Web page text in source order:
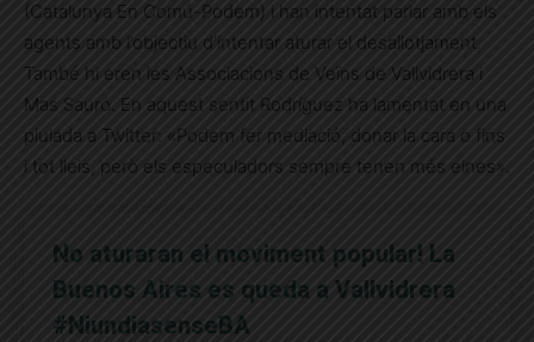
(Catalunya En Comú-Podem) i han intentat parlar amb els
agents amb l’objectiu d’intentar aturar el desallotjament.
També hi eren les Associacions de Veïns de Vallvidrera i
Mas Sauró. En aquest sentit Rodríguez ha lamentat en una
piulada a Twitter: «Podem fer mediació, donar la cara o fins
i tot lleis, però els especuladors sempre tenen més eines».
No aturaran el moviment popular! La
Buenos Aires es queda a Vallvidrera
#NiundiasenseBA